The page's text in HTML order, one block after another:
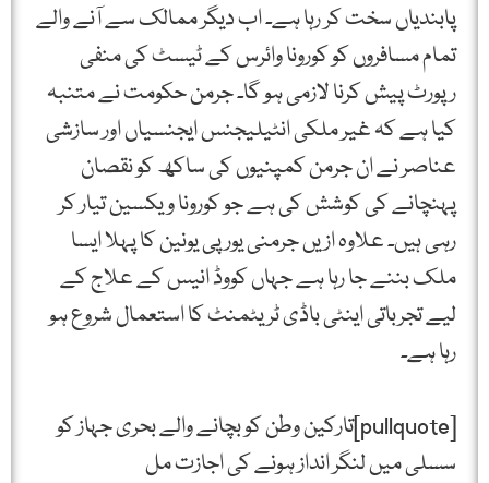
پابندیاں سخت کر رہا ہے۔ اب دیگر ممالک سے آنے والے
تمام مسافروں کو کورونا وائرس کے ٹیسٹ کی منفی
رپورٹ پیش کرنا لازمی ہو گا۔ جرمن حکومت نے متنبہ
کیا ہے کہ غیر ملکی انٹیلیجنس ایجنسیاں اور سازشی
عناصر نے ان جرمن کمپنیوں کی ساکھ کو نقصان
پہنچانے کی کوشش کی ہے جو کورونا ویکسین تیار کر
رہی ہیں۔ علاوہ ازیں جرمنی یورپی یونین کا پہلا ایسا
ملک بننے جا رہا ہے جہاں کووڈ انیس کے علاج کے
لیے تجرباتی اینٹی باڈی ٹریٹمنٹ کا استعمال شروع ہو
رہا ہے۔
[pullquote]تارکین وطن کو بچانے والے بحری جہاز کو
سسلی میں لنگر انداز ہونے کی اجازت مل